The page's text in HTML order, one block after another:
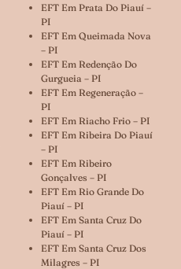
EFT Em Prata Do Piauí –
PI
EFT Em Queimada Nova
– PI
EFT Em Redenção Do
Gurgueia – PI
EFT Em Regeneração –
PI
EFT Em Riacho Frio – PI
EFT Em Ribeira Do Piauí
– PI
EFT Em Ribeiro
Gonçalves – PI
EFT Em Rio Grande Do
Piauí – PI
EFT Em Santa Cruz Do
Piauí – PI
EFT Em Santa Cruz Dos
Milagres – PI